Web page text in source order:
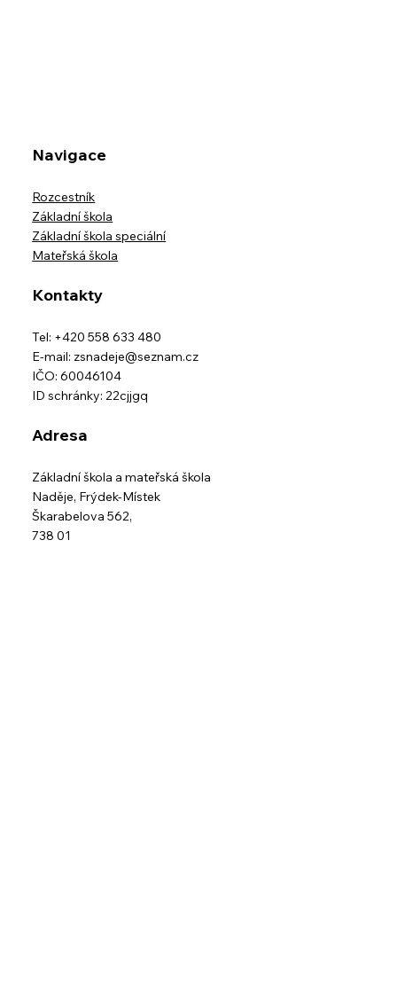
Navigace
Rozcestník
Základní škola
Základní škola speciální
Mateřská škola
Kontakty
Tel: +420 558 633 480
E-mail: zsnadeje@seznam.cz
IČO: 60046104
ID schránky: 22cjjgq
Adresa
Základní škola a mateřská škola
Naděje, Frýdek-Místek
Škarabelova 562,
738 01